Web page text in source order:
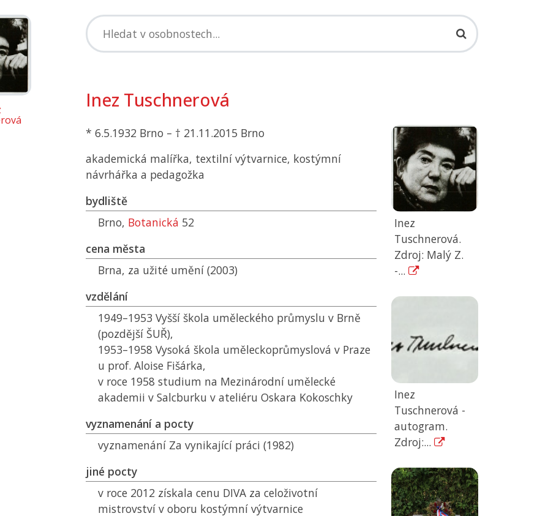
Inez Tuschnerová
* 6.5.1932 Brno – † 21.11.2015 Brno
akademická malířka, textilní výtvarnice, kostýmní
návrhářka a pedagožka
bydliště
Brno, Botanická 52
cena města
Brna, za užité umění (2003)
vzdělání
1949–1953 Vyšší škola uměleckého průmyslu v Brně
(pozdější ŠUŘ),
1953–1958 Vysoká škola uměleckoprůmyslová v Praze
u prof. Aloise Fišárka,
v roce 1958 studium na Mezinárodní umělecké
akademii v Salcburku v ateliéru Oskara Kokoschky
vyznamenání a pocty
vyznamenání Za vynikající práci (1982)
jiné pocty
v roce 2012 získala cenu DIVA za celoživotní
mistrovství v oboru kostýmní výtvarnice
Inez
Tuschnerová.
Zdroj: Malý Z.
-...
Inez
Tuschnerová -
autogram.
Zdroj:...